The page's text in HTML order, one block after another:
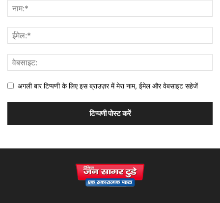
अगली बार टिप्पणी के लिए इस ब्राउज़र में मेरा नाम, ईमेल और वेबसाइट सहेजें